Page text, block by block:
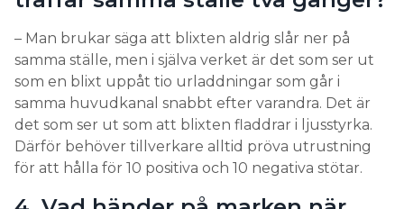
– Man brukar säga att blixten aldrig slår ner på
samma ställe, men i själva verket är det som ser ut
som en blixt uppåt tio urladdningar som går i
samma huvudkanal snabbt efter varandra. Det är
det som ser ut som att blixten fladdrar i ljusstyrka.
Därför behöver tillverkare alltid pröva utrustning
för att hålla för 10 positiva och 10 negativa stötar.